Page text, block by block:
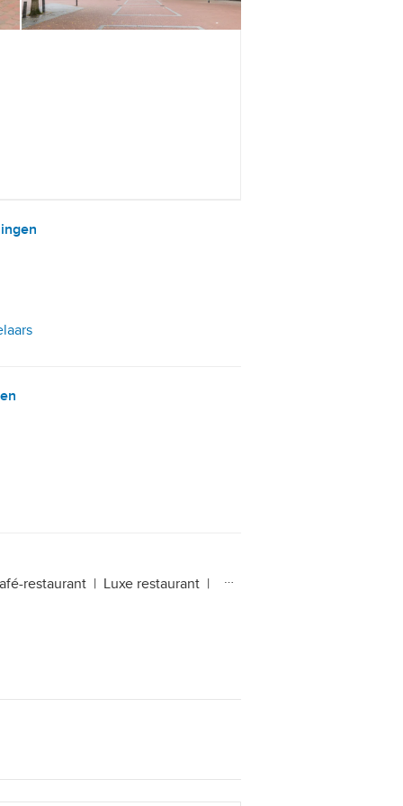
restaurant | Luxe restaurant | Wegrestaurant